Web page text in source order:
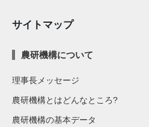
サイトマップ
農研機構について
理事長メッセージ
農研機構とはどんなところ?
農研機構の基本データ